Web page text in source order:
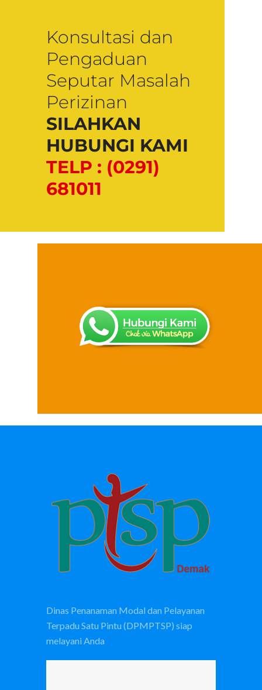
Konsultasi dan
Pengaduan
Seputar Masalah
Perizinan
SILAHKAN
HUBUNGI KAMI
TELP : (0291)
681011
Dinas Penanaman Modal dan Pelayanan
Terpadu Satu Pintu (DPMPTSP) siap
melayani Anda